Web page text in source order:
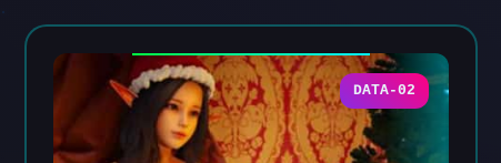
DATA-02